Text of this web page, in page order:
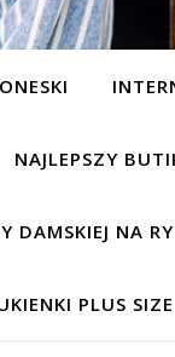
NAJLEPSZY
DAMSKIEJ NA
PLUS SIZE